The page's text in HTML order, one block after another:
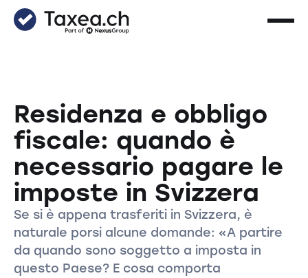
Residenza e obbligo
fiscale: quando è
necessario pagare le
imposte in Svizzera
Se si è appena trasferiti in Svizzera, è
naturale porsi alcune domande: «A partire
da quando sono soggetto a imposta in
questo Paese? E cosa comporta